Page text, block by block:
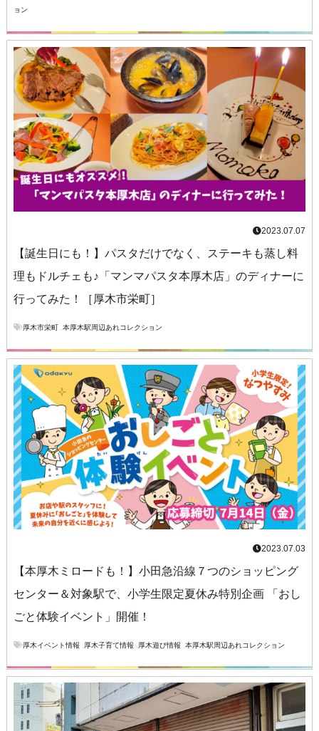
ョン
2023.07.07
【誕生日にも！】パスタだけでなく、ステーキも蒸し料
理もドルチェも♪「マンマパスタ本厚木店」のディナーに
行ってみた！［厚木市栄町］
厚木市栄町,本厚木駅周辺あれコレクション
2023.07.03
【本厚木ミロードも！】小田急沿線７つのショッピング
センター＆対象駅で、小学生限定夏休み特別企画 「おし
ごと体験イベント」開催！
厚木イベント情報 ,厚木子育て情報 ,厚木遊び情報 ,本厚木駅周辺あれコレクション